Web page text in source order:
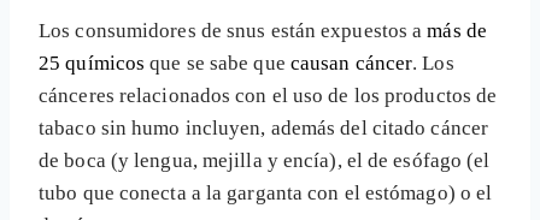
Los consumidores de snus están expuestos amás de
25 químicos que se sabe que causan cáncer. Los
cánceres relacionados con el uso de los productos de
tabaco sin humo incluyen, además del citado cáncer
de boca (y lengua, mejilla y encía), el de esófago (el
tubo que conecta a la garganta con el estómago) o el